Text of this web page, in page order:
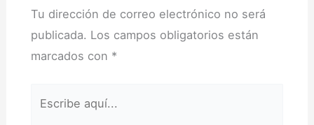
Tu dirección de correo electrónico no será
publicada. Los campos obligatorios están
marcados con *